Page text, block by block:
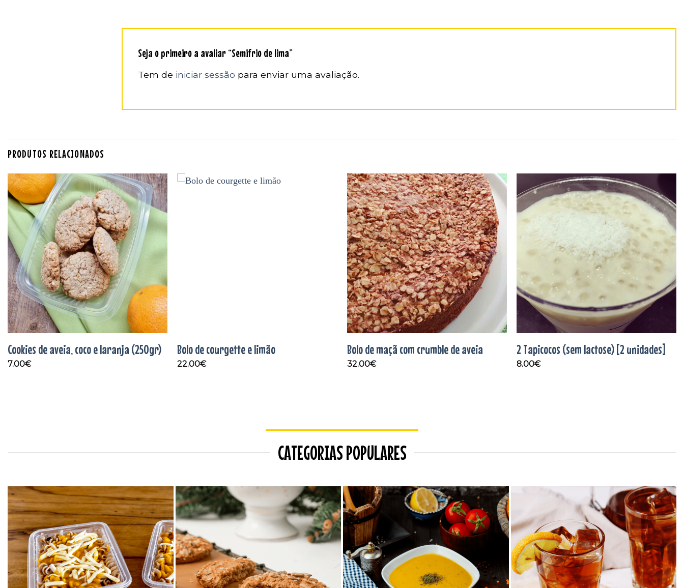
Seja o primeiro a avaliar “Semifrio de lima”
Tem de iniciar sessão para enviar uma avaliação.
PRODUTOS RELACIONADOS
Adicionar
aos
favoritos
Cookies de aveia, coco e laranja (250gr)
7.00€
Bolo de courgette e limão
22.00€
Adicionar
aos
favoritos
Bolo de maçã com crumble de aveia
32.00€
Adicionar
aos
favoritos
2 Tapicocos (sem lactose) [2 unidades]
8.00€
CATEGORIAS POPULARES